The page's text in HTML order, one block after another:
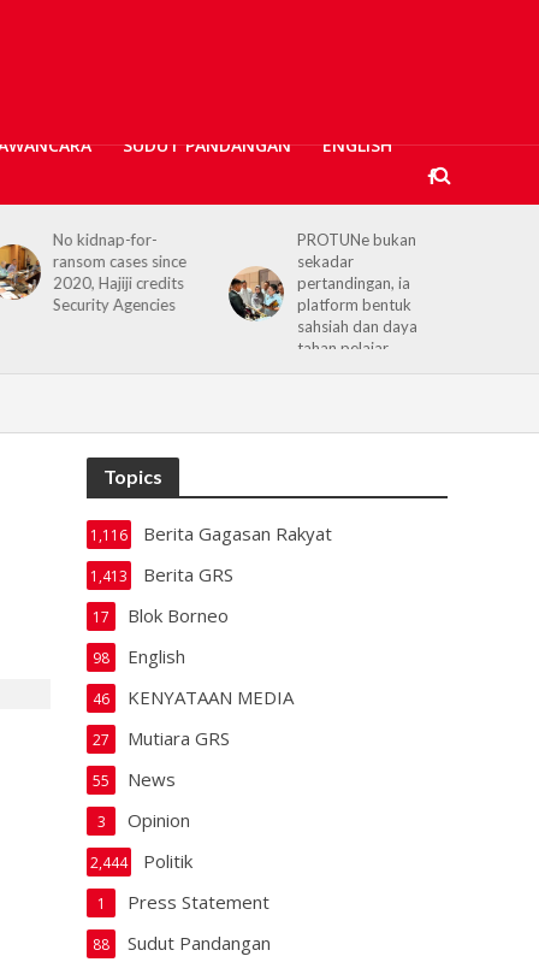
SUDUT PANDANGAN ENGLISH
No kidnap-for-
ransom cases since
2020, Hajiji credits
Security Agencies
PROTUNe bukan
sekadar
pertandingan, ia
platform bentuk
sahsiah dan daya
tahan pelajar
Topics
Berita Gagasan Rakyat
1,116
Berita GRS
1,413
Blok Borneo
17
English
98
KENYATAAN MEDIA
46
Mutiara GRS
27
News
55
Opinion
3
Politik
2,444
Press Statement
1
Sudut Pandangan
88